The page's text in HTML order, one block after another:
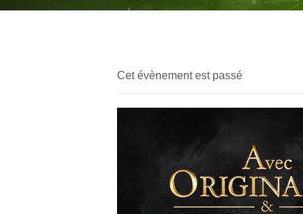
Cet évènement est passé